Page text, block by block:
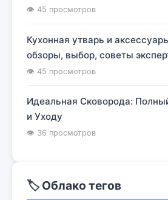
👁 45 просмотров
Кухонная утварь и
обзоры, выбор, советы
👁 45 просмотров
Идеальная Сковорода:
и Уходу
👁 36 просмотров
🏷️ Облако тегов